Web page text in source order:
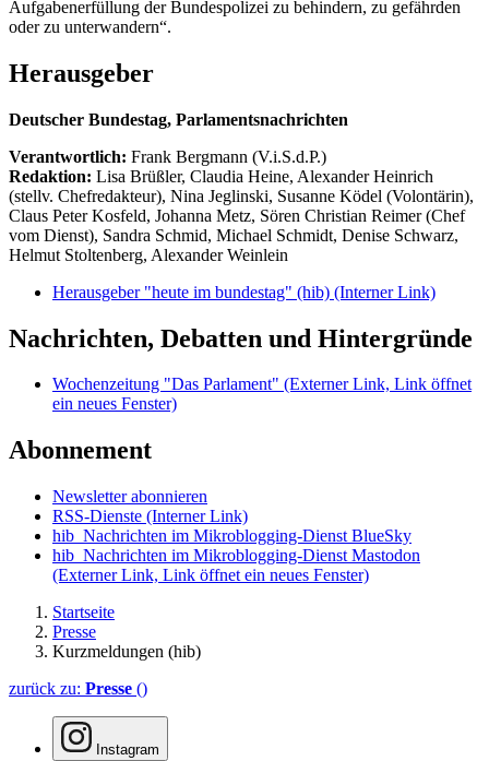
Aufgabenerfüllung der Bundespolizei zu behindern, zu gefährden
oder zu unterwandern“.
Herausgeber
Deutscher Bundestag, Parlamentsnachrichten
Verantwortlich: Frank Bergmann (V.i.S.d.P.)
Redaktion: Lisa Brüßler, Claudia Heine, Alexander Heinrich
(stellv. Chefredakteur), Nina Jeglinski, Susanne Ködel (Volontärin),
Claus Peter Kosfeld, Johanna Metz, Sören Christian Reimer (Chef
vom Dienst), Sandra Schmid, Michael Schmidt, Denise Schwarz,
Helmut Stoltenberg, Alexander Weinlein
Herausgeber "heute im bundestag" (hib) (Interner Link)
Nachrichten, Debatten und Hintergründe
Wochenzeitung "Das Parlament" (Externer Link, Link öffnet
ein neues Fenster)
Abonnement
Newsletter abonnieren
RSS-Dienste (Interner Link)
hib_Nachrichten im Mikroblogging-Dienst BlueSky
hib_Nachrichten im Mikroblogging-Dienst Mastodon
(Externer Link, Link öffnet ein neues Fenster)
Startseite
Presse
Kurzmeldungen (hib)
zurück zu: Presse ()
Instagram